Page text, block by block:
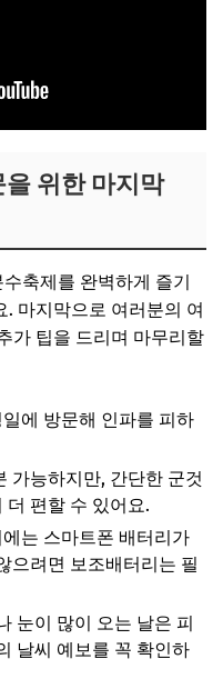
위한 마지막
축제를 완벽하게 즐기
마지막으로 여러분의 여
가 팁을 드리며 마무리할
에 방문해 인파를 피하
가능하지만, 간단한 군것
더 편할 수 있어요.
는 스마트폰 배터리가
으려면 보조배터리는 필
눈이 많이 오는 날은 피
날씨 예보를 꼭 확인하